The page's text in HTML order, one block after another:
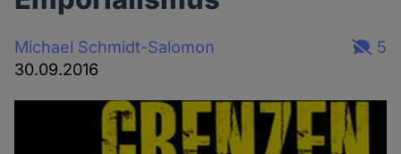
Michael Schmidt-Salomon
30.09.2016
5